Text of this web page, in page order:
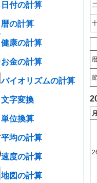
日付の計算
暦の計算
健康の計算
お金の計算
バイオリズムの計算
文字変換
単位換算
平均の計算
速度の計算
地図の計算